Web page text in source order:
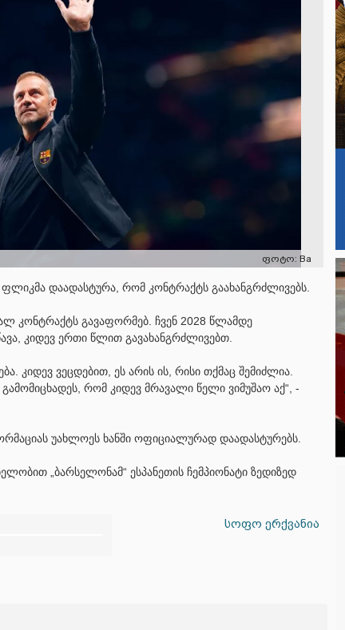
ფოტო: Ba
ფლიკმა დაადასტურა, რომ კონტრაქტს გაახანგრძლივებს.
კონტრაქტს გავაფორმებ. ჩვენ 2028 წლამდე
კიდევ ერთი წლით გავახანგრძლივებთ.
კიდევ ვეცდებით, ეს არის ის, რისი თქმაც შემიძლია.
რომ კიდევ მრავალი წელი ვიმუშაო აქ“, -
უახლოეს ხანში ოფიციალურად დაადასტურებს.
„ბარსელონამ“ ესპანეთის ჩემპიონატი ზედიზედ
სოფო ერქვანია